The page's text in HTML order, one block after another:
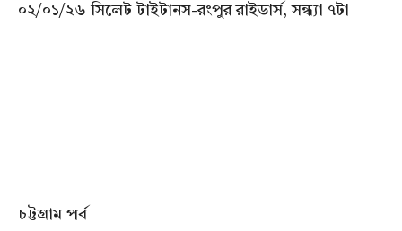
০২/০১/২৬ সিলেট টাইটানস-রংপুর রাইডার্স, সন্ধ্যা ৭টা
চট্টগ্রাম পর্ব